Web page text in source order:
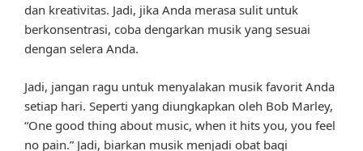
dan kreativitas. Jadi, jika Anda merasa sulit untuk
berkonsentrasi, coba dengarkan musik yang sesuai
dengan selera Anda.
Jadi, jangan ragu untuk menyalakan musik favorit Anda
setiap hari. Seperti yang diungkapkan oleh Bob Marley,
“One good thing about music, when it hits you, you feel
no pain.” Jadi, biarkan musik menjadi obat bagi